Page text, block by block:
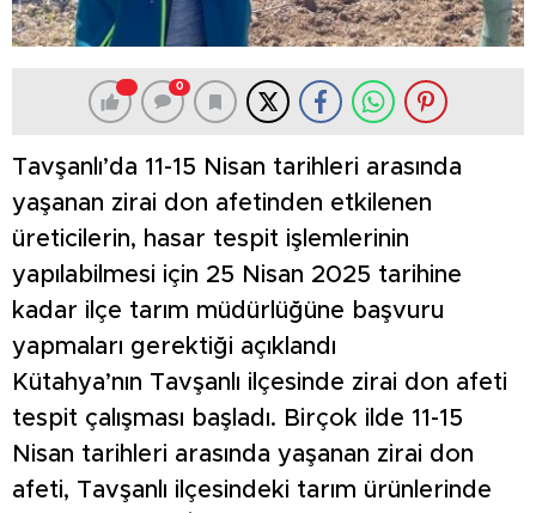
0
Tavşanlı’da 11-15 Nisan tarihleri arasında
yaşanan zirai don afetinden etkilenen
üreticilerin, hasar tespit işlemlerinin
yapılabilmesi için 25 Nisan 2025 tarihine
kadar ilçe tarım müdürlüğüne başvuru
yapmaları gerektiği açıklandı
Kütahya’nın Tavşanlı ilçesinde zirai don afeti
tespit çalışması başladı. Birçok ilde 11-15
Nisan tarihleri arasında yaşanan zirai don
afeti, Tavşanlı ilçesindeki tarım ürünlerinde